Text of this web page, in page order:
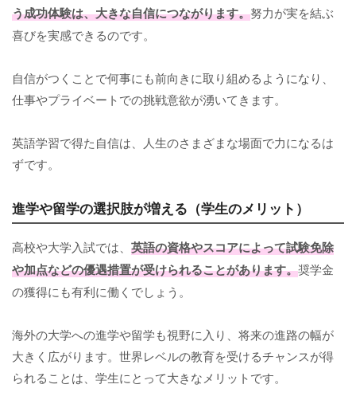
う成功体験は、大きな自信につながります。努力が実を結ぶ
喜びを実感できるのです。
自信がつくことで何事にも前向きに取り組めるようになり、
仕事やプライベートでの挑戦意欲が湧いてきます。
英語学習で得た自信は、人生のさまざまな場面で力になるは
ずです。
進学や留学の選択肢が増える（学生のメリット）
高校や大学入試では、 英語の資格やスコアによって試験免除
や加点などの優遇措置が受けられることがあります。奨学金
の獲得にも有利に働くでしょう。
海外の大学への進学や留学も視野に入り、将来の進路の幅が
大きく広がります。世界レベルの教育を受けるチャンスが得
られることは、学生にとって大きなメリットです。